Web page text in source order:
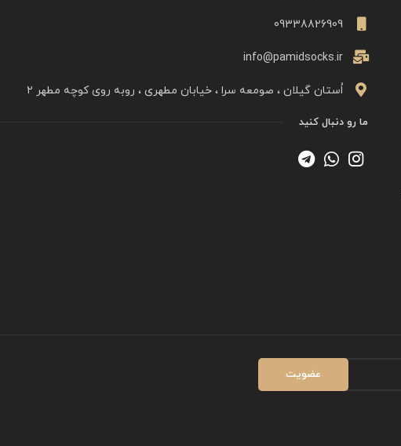
09338826909
info@pamidsocks.ir
اُستان گیلان ، صومعه سرا ، خیابان مطهری ، روبه روی کوچه مطهر ۲
ما رو دنبال کنید